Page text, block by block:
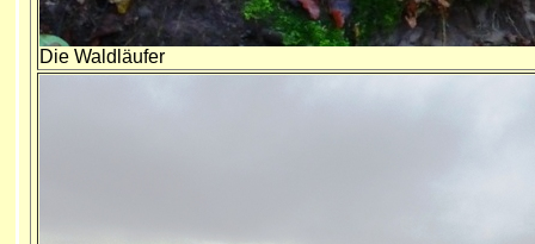
Die Waldläufer